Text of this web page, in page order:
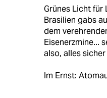
Grünes Licht für
Brasilien gabs
dem
Eisenerzmine...
also, alles
Im Ernst: